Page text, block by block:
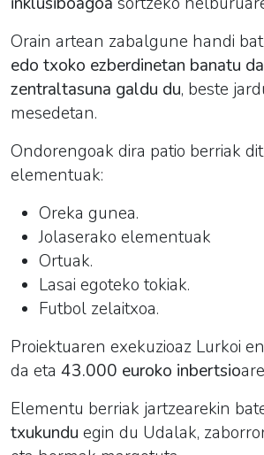
Orain artean zabalgune handi
edo txoko ezberdinetan banatu
zentraltasuna galdu du, beste
mesedetan.
Ondorengoak dira patio berriak
elementuak:
Oreka gunea.
Jolaserako elementuak
Ortuak.
Lasai egoteko tokiak.
Futbol zelaitxoa.
Proiektuaren exekuzioaz Lurkoi
da eta 43.000 euroko inbertsio
Elementu berriak jartzearekin
txukundu egin du Udalak,